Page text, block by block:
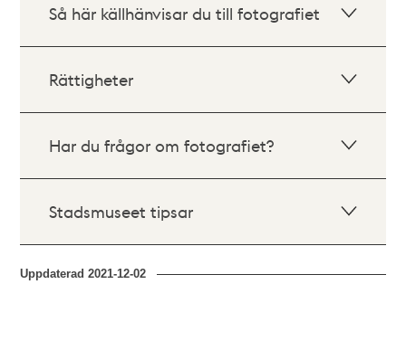
Så här källhänvisar du till fotografiet
Rättigheter
Har du frågor om fotografiet?
Stadsmuseet tipsar
Uppdaterad2021-12-02